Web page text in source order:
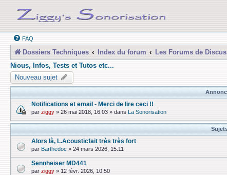
FAQ
Dossiers Techniques Index du forum Les Forums de
Nious, Infos, Tests et Tutos etc...
Nouveau sujet
Notifications et email - Merci de lire ceci !!
par ziggy » 26 mai 2018, 16:03 » dans La Sonorisation
Alors là, L.Acousticfait très très fort
par Barthedoc » 24 mars 2026, 15:11
Sennheiser MD441
par ziggy » 12 févr. 2026, 10:50